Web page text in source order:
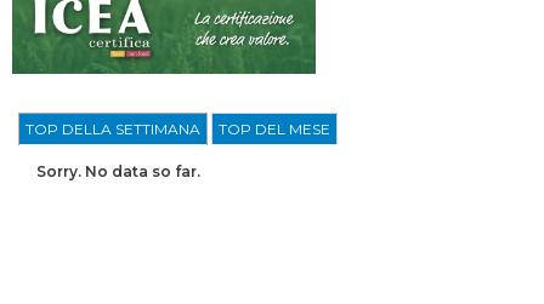
TOP DELLA SETTIMANA TOP DEL MESE
Sorry. No data so far.